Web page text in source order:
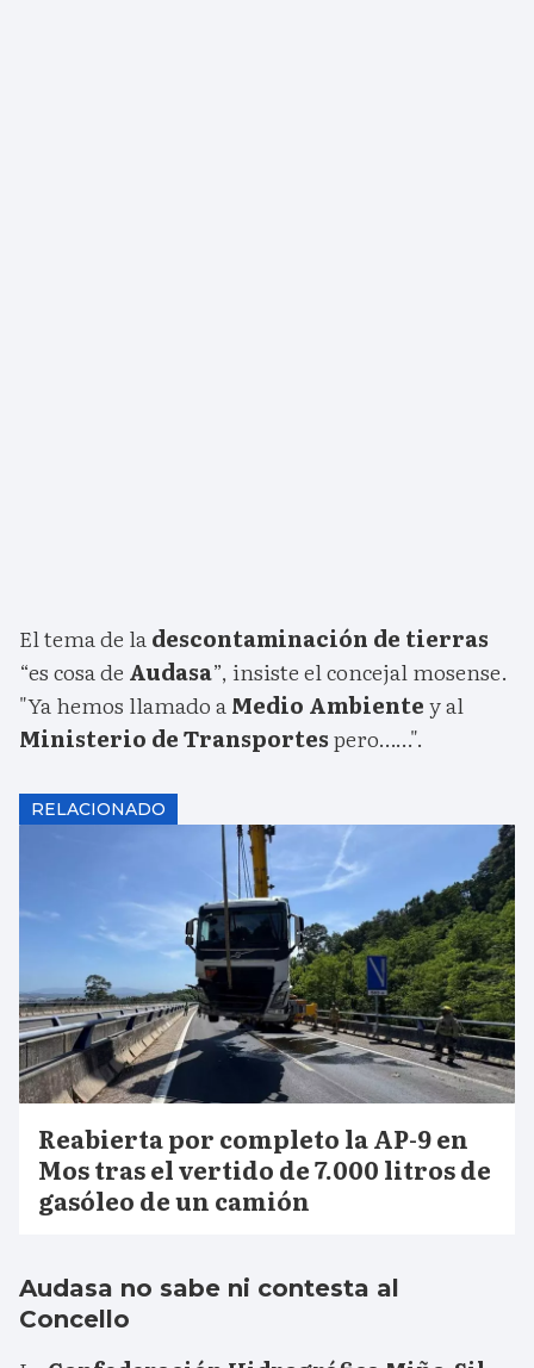
El tema de ladescontaminación de tierras
“es cosa de Audasa”, insiste el concejal mosense.
"Ya hemos llamado aMedio Ambientey al
Ministerio de Transportespero……".
RELACIONADO
Reabierta por completo la AP-9 en
Mos tras el vertido de 7.000 litros de
gasóleo de un camión
Audasa no sabe ni contesta al
Concello